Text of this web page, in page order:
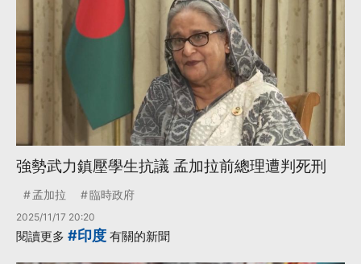
強勢武力鎮壓學生抗議 孟加拉前總理遭判死刑
孟加拉 臨時政府
2025/11/17 20:20
閱讀更多 #印度 有關的新聞